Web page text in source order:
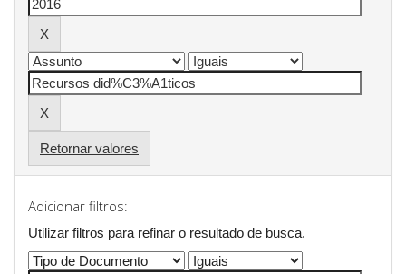
Retornar valores
Adicionar filtros:
Utilizar filtros para refinar o resultado de busca.